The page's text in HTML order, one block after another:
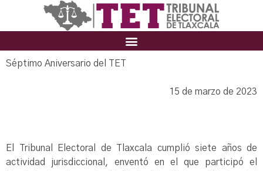
Séptimo Aniversario del TET
15 de marzo de 2023
El Tribunal Electoral de Tlaxcala cumplió siete años de
actividad jurisdiccional, enventó en el que participó el